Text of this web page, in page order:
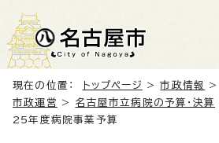
現在の位置： トップページ >市政情報 >
市政運営
> 名古屋市立病院の予算・決算
25年度病院事業予算